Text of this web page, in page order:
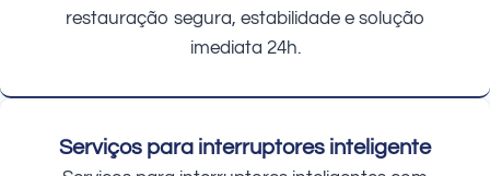
restauração segura, estabilidade e solução
imediata 24h.
Serviços para interruptores inteligente